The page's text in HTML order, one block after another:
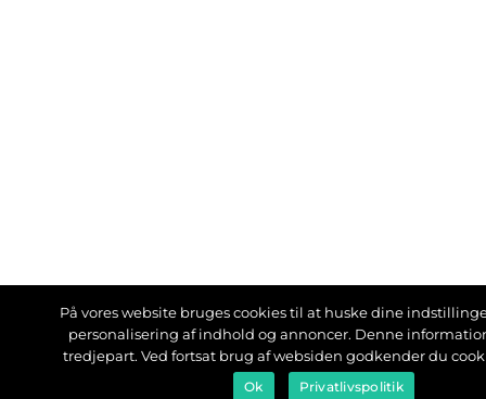
På vores website bruges cookies til at huske dine
personalisering af indhold og annoncer. Denne
tredjepart. Ved fortsat brug af websiden godkender du
Ok Privatlivspolitik